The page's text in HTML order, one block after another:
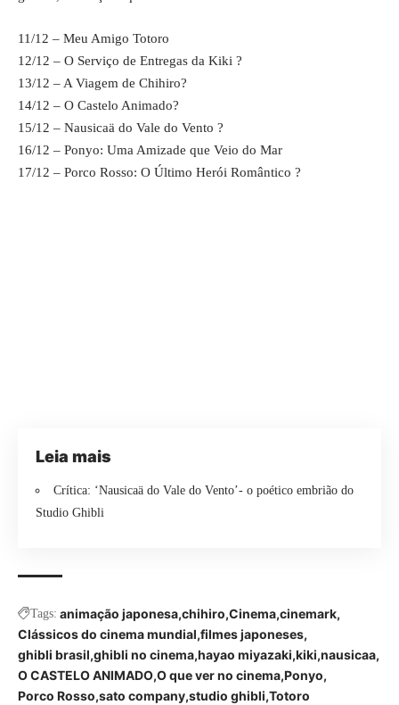
11/12 – Meu Amigo Totoro
12/12 – O Serviço de Entregas da Kiki ?
13/12 – A Viagem de Chihiro?
14/12 – O Castelo Animado?
15/12 – Nausicaä do Vale do Vento ?
16/12 – Ponyo: Uma Amizade que Veio do Mar
17/12 – Porco Rosso: O Último Herói Romântico ?
Leia mais
Crítica: ‘Nausicaä do Vale do Vento’- o poético embrião do
Studio Ghibli
Tags: animação japonesa chihiro Cinema cinemark
Clássicos do cinema mundial filmes japoneses
ghibli brasil ghibli no cinema hayao miyazaki kiki nausicaa
O CASTELO ANIMADO O que ver no cinema Ponyo
Porco Rosso sato company studio ghibli Totoro